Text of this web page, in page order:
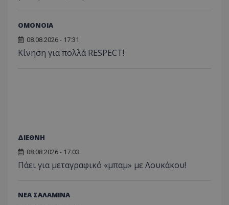
ΟΜΟΝΟΙΑ
08.08.2026 - 17:31
Κίνηση για πολλά RESPECT!
ΔΙΕΘΝΗ
08.08.2026 - 17:03
Πάει για μεταγραφικό «μπαμ» με Λουκάκου!
ΝΕΑ ΣΑΛΑΜΙΝΑ